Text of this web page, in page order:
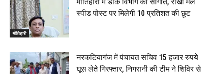
मोतिहारी
स्पीड पोस्ट पर मिलेगी 10 प्रतिशत की छूट
नरकटियागंज में पंचायत सचिव 15 हजार रुपये
घूस लेते गिरफ्तार, निगरानी की टीम ने शिविर से